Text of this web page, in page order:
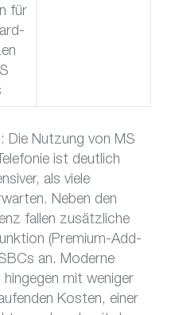
für
Die Nutzung von MS
ist deutlich
als viele
Neben den
fallen zusätzliche
(Premium-Add-
an. Moderne
hingegen mit weniger
Kosten, einer